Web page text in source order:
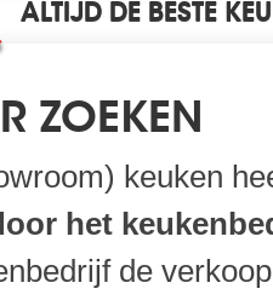
ALTIJD DE BESTE
ZOEKEN
keuken
het
de